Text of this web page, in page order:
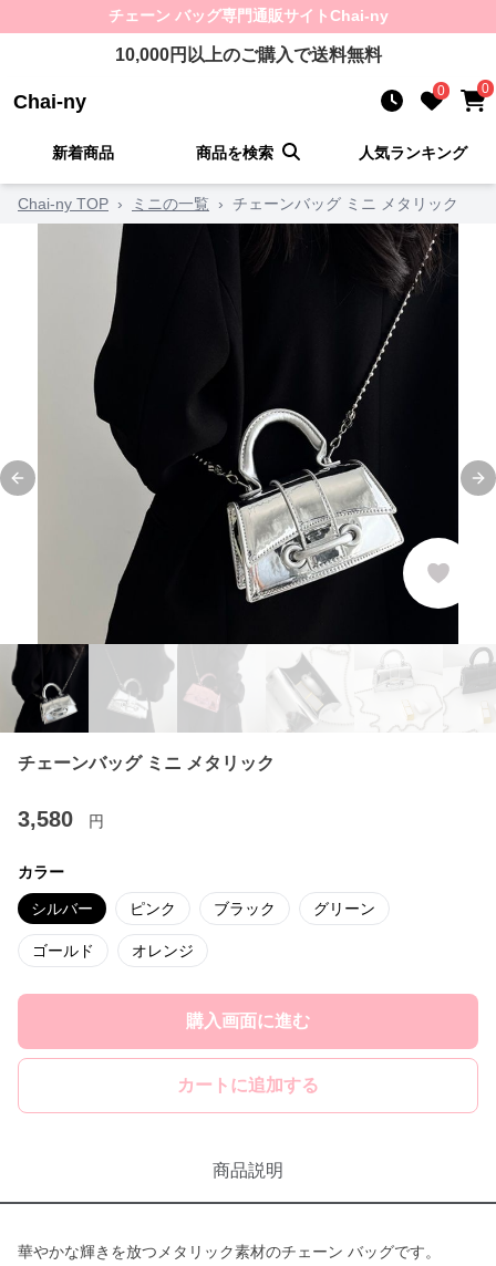
チェーン バッグ専門通販サイトChai-ny
10,000円以上のご購入で送料無料
Chai-ny 0 0
新着商品 商品を検索 人気ランキング
Chai-ny TOP › ミニの一覧 › チェーンバッグ ミニ メタリック
Previous slide
チェーンバッグ ミニ メタリック
3,580 円
カラー
シルバー ピンク ブラック グリーン
ゴールド オレンジ
購入画面に進む
カートに追加する
商品説明
華やかな輝きを放つメタリック素材のチェーン バッグです。